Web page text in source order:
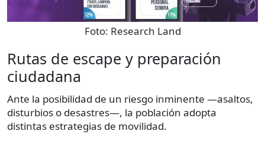
Foto: Research Land
Rutas de escape y preparación
ciudadana
Ante la posibilidad de un riesgo inminente —asaltos,
disturbios o desastres—, la población adopta
distintas estrategias de movilidad.